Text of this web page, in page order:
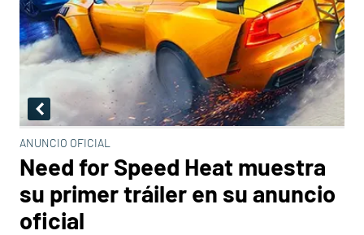
ANUNCIO OFICIAL
Need for Speed Heat muestra
su primer tráiler en su anuncio
oficial